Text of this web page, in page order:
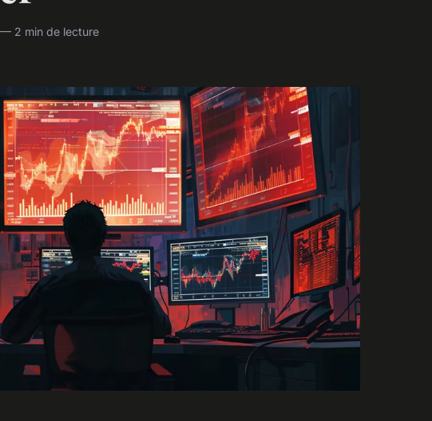
2 min de lecture